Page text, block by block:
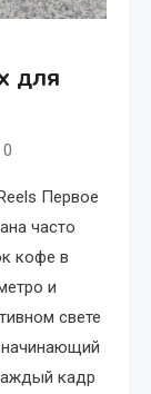
для
0
Первое
часто
кофе в
и
свете
начинающий
кадр